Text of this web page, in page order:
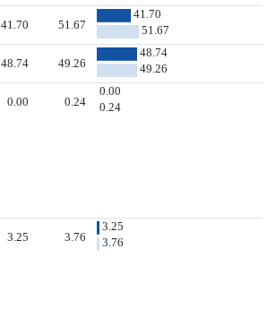
41.70 51.67
41.70
51.67
48.74 49.26
48.74
49.26
0.00 0.24
0.00
0.24
3.25 3.76
3.25
3.76